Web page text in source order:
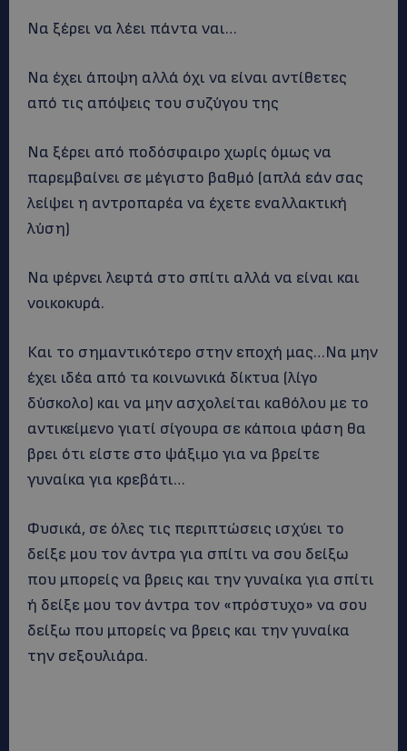
Να ξέρει να λέει πάντα ναι…
Να έχει άποψη αλλά όχι να είναι αντίθετες
από τις απόψεις του συζύγου της
Να ξέρει από ποδόσφαιρο χωρίς όμως να
παρεμβαίνει σε μέγιστο βαθμό (απλά εάν σας
λείψει η αντροπαρέα να έχετε εναλλακτική
λύση)
Να φέρνει λεφτά στο σπίτι αλλά να είναι και
νοικοκυρά.
Και το σημαντικότερο στην εποχή μας…Να μην
έχει ιδέα από τα κοινωνικά δίκτυα (λίγο
δύσκολο) και να μην ασχολείται καθόλου με το
αντικείμενο γιατί σίγουρα σε κάποια φάση θα
βρει ότι είστε στο ψάξιμο για να βρείτε
γυναίκα για κρεβάτι…
Φυσικά, σε όλες τις περιπτώσεις ισχύει το
δείξε μου τον άντρα για σπίτι να σου δείξω
που μπορείς να βρεις και την γυναίκα για σπίτι
ή δείξε μου τον άντρα τον «πρόστυχο» να σου
δείξω που μπορείς να βρεις και την γυναίκα
την σεξουλιάρα.